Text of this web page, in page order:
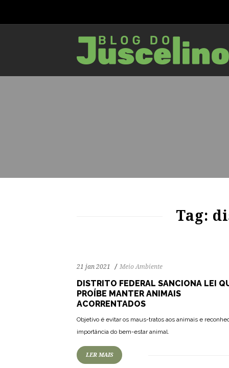
Tag:
21 jan 2021 Meio Ambiente
DISTRITO FEDERAL SANCIONA LEI
PROÍBE MANTER ANIMAIS
ACORRENTADOS
Objetivo é evitar os maus-tratos aos animais e
importância do bem-estar animal.
LER MAIS